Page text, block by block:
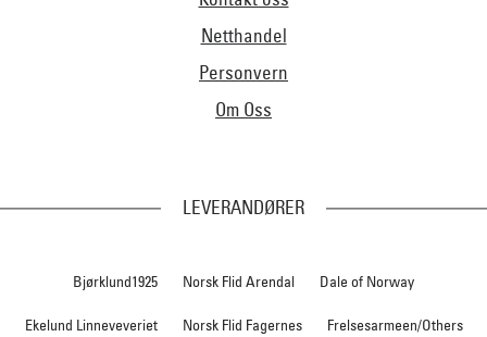
Netthandel
Personvern
Om Oss
LEVERANDØRER
Bjørklund1925 Norsk Flid Arendal Dale of Norway
Ekelund Linneveveriet Norsk Flid Fagernes Frelsesarmeen/Others